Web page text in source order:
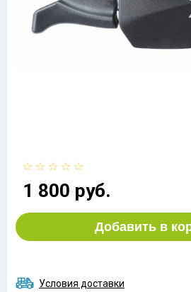
1 800 руб.
Добавить в
Условия доставки